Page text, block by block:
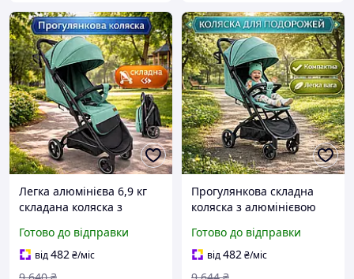
Легка алюмінієва 6,9 кг
складана коляска з
для малюків із
підсклянником
Готово до відправки
від482₴/міс
Прогулянкова складна
коляска з алюмінієвою
коляска з регульованою
спинкою
Готово до відправки
від482₴/міс